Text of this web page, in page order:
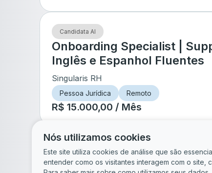
Candidata AI
Onboarding Specialist |
Inglês e Espanhol Fluentes
Singularis RH
Pessoa Jurídica Remoto
R$ 15.000,00 / Mês
Nós utilizamos cookies
Este site utiliza cookies de análise que são
entender como os visitantes interagem com o site,